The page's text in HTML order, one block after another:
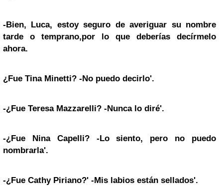
-Bien, Luca, estoy seguro de averiguar su nombre
tarde o temprano,por lo que deberías decírmelo
ahora.
¿Fue Tina Minetti? -No puedo decirlo'.
-¿Fue Teresa Mazzarelli? -Nunca lo diré'.
-¿Fue Nina Capelli?
-Lo siento, pero no puedo
nombrarla'.
-¿Fue Cathy Piriano?' -Mis labios están sellados'.